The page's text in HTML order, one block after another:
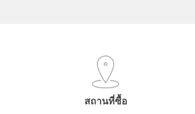
สถานที่ซื้อ